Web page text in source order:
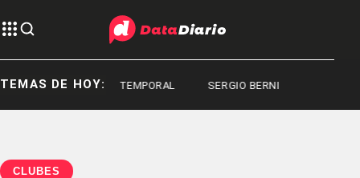
TEMAS DE HOY:TEMPORAL SERGIO BERNI
CLUBES